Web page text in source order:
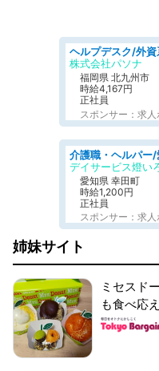
株式会社パソナ
福岡県 北九州市
時給4,167円
正社員
スポンサー：求人
デイサービス燈い
愛知県 幸田町
時給1,200円
正社員
スポンサー：求人
姉妹サイト
ミセスド
も食べ応